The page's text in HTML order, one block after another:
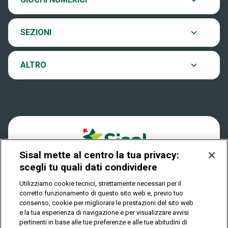
Eurojackpot
VinciCasa
Play Your Date
SEZIONI
Archivio estrazioni
Verifica vincite
ALTRO
Contatti
Notifiche
Privacy
IL GIOCO È VIETATO AI MINORI E PUÒ CAUSARE
DIPENDENZA PATOLOGICA
Sisal mette al centro la tua privacy:
scegli tu quali dati condividere
Utilizziamo cookie tecnici, strettamente necessari per il
corretto funzionamento di questo sito web e, previo tuo
consenso, cookie per migliorare le prestazioni del sito web
e la tua esperienza di navigazione e per visualizzare avvisi
pertinenti in base alle tue preferenze e alle tue abitudini di